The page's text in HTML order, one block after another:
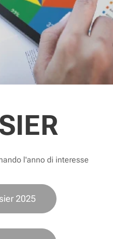
l'anno di interesse
2025